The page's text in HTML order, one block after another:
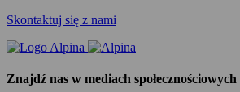
Skontaktuj się z nami
Znajdź nas w mediach społecznościowych